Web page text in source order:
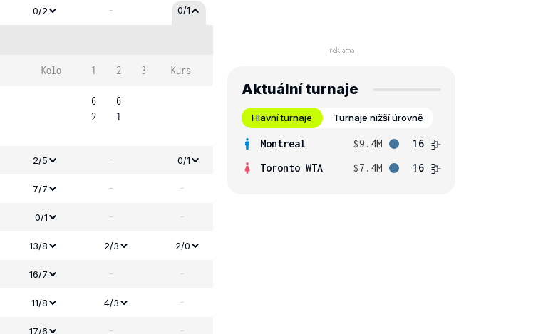
0/2 - 0/1
Kolo 1 2 3 Kurs
6
2
6
1
2/5 - 0/1
7/7 - -
0/1 - -
13/8 2/3 2/0
16/7 - -
11/8 4/3 -
17/6 - -
Aktuální turnaje
Hlavní turnaje Turnaje nižší úrovně
Montreal $9.4M
16
Toronto WTA
$7.4M 16